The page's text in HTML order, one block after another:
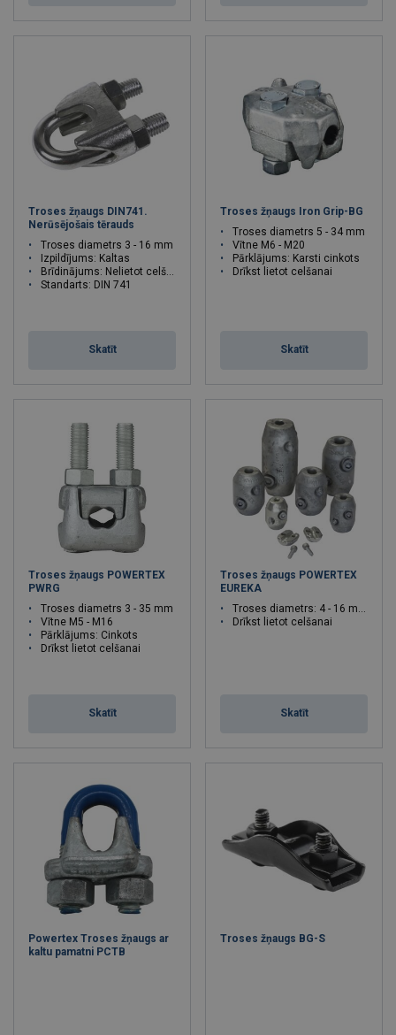
Troses žņaugs DIN741.
Nerūsējošais tērauds
Troses diametrs 3 - 16 mm
Izpildījums: Kaltas
Brīdinājums: Nelietot celšanai
Standarts: DIN 741
Skatīt
Troses žņaugs Iron Grip-BG
Troses diametrs 5 - 34 mm
Vītne M6 - M20
Pārklājums: Karsti cinkots
Drīkst lietot celšanai
Skatīt
Troses žņaugs POWERTEX
PWRG
Troses diametrs 3 - 35 mm
Vītne M5 - M16
Pārklājums: Cinkots
Drīkst lietot celšanai
Skatīt
Troses žņaugs POWERTEX
EUREKA
Troses diametrs: 4 - 16 mm
Drīkst lietot celšanai
Skatīt
Powertex Troses žņaugs ar
kaltu pamatni PCTB
Troses žņaugs BG-S